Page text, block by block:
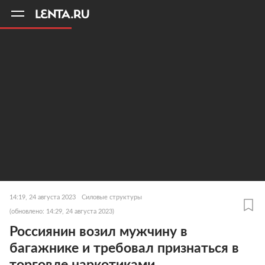
14:19, 24 августа 2023 Силовые структуры
(обновлено: 14:29, 24 августа 2023)
Россиянин возил мужчину в
багажнике и требовал признаться в